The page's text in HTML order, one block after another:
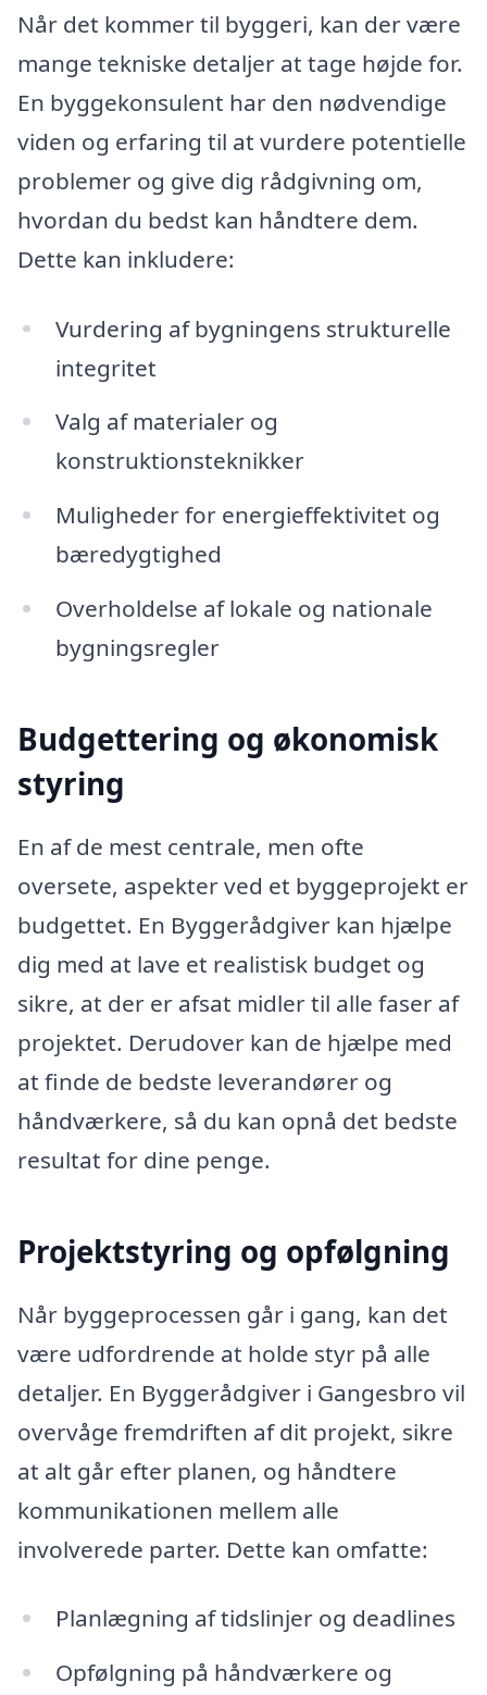
Når det kommer til byggeri, kan der være
mange tekniske detaljer at tage højde for.
En byggekonsulent har den nødvendige
viden og erfaring til at vurdere potentielle
problemer og give dig rådgivning om,
hvordan du bedst kan håndtere dem.
Dette kan inkludere:
Vurdering af bygningens strukturelle
integritet
Valg af materialer og
konstruktionsteknikker
Muligheder for energieffektivitet og
bæredygtighed
Overholdelse af lokale og nationale
bygningsregler
Budgettering og økonomisk
styring
En af de mest centrale, men ofte
oversete, aspekter ved et byggeprojekt er
budgettet. En Byggerådgiver kan hjælpe
dig med at lave et realistisk budget og
sikre, at der er afsat midler til alle faser af
projektet. Derudover kan de hjælpe med
at finde de bedste leverandører og
håndværkere, så du kan opnå det bedste
resultat for dine penge.
Projektstyring og opfølgning
Når byggeprocessen går i gang, kan det
være udfordrende at holde styr på alle
detaljer. En Byggerådgiver i Gangesbro vil
overvåge fremdriften af dit projekt, sikre
at alt går efter planen, og håndtere
kommunikationen mellem alle
involverede parter. Dette kan omfatte:
Planlægning af tidslinjer og deadlines
Opfølgning på håndværkere og